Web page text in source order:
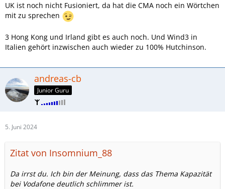
UK ist noch nicht Fusioniert, da hat die CMA noch ein Wörtchen
mit zu sprechen
3 Hong Kong und Irland gibt es auch noch. Und Wind3 in
Italien gehört inzwischen auch wieder zu 100% Hutchinson.
andreas-cb
Junior Guru
5. Juni 2024
Zitat von Insomnium_88
Da irrst du. Ich bin der Meinung, dass das Thema Kapazität
bei Vodafone deutlich schlimmer ist.